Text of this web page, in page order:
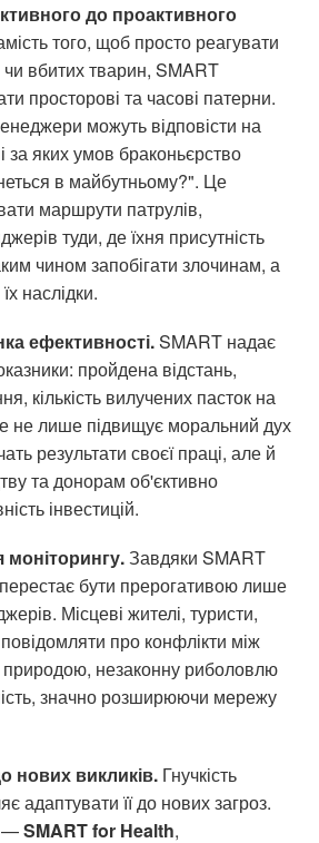
до проактивного
того, щоб просто реагувати
чи вбитих тварин, SMART
просторові та часові патерни.
можуть відповісти на
за яких умов браконьєрство
в майбутньому?". Це
маршрути патрулів,
туди, де їхня присутність
чином запобігати злочинам, а
наслідки.
ефективності.SMART надає
пройдена відстань,
кількість вилучених пасток на
не лише підвищує моральний дух
результати своєї праці, але й
та донорам об'єктивно
інвестицій.
моніторингу.Завдяки SMART
бути прерогативою лише
Місцеві жителі, туристи,
про конфлікти між
незаконну риболовлю
значно розширюючи мережу
нових викликів. Гнучкість
адаптувати її до нових загроз.
—SMART for Health,